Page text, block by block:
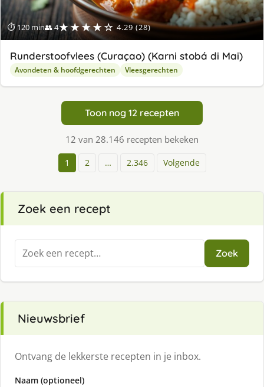
⏱ 120 min👥 4★★★★☆ 4.29 (28)
Runderstoofvlees (Curaçao) (Karni stobá di Mai)
Avondeten & hoofdgerechten Vleesgerechten
Toon nog 12 recepten
12 van 28.146 recepten bekeken
1 2 … 2.346 Volgende
Zoek een recept
Zoeken
naar:
Zoek
Nieuwsbrief
Ontvang de lekkerste recepten in je inbox.
Naam (optioneel)